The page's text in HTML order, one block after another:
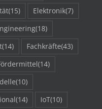
(15) Elektronik(7)
(18)
(14) Fachkräfte(43)
(14)
(10)
(14) IoT(10)